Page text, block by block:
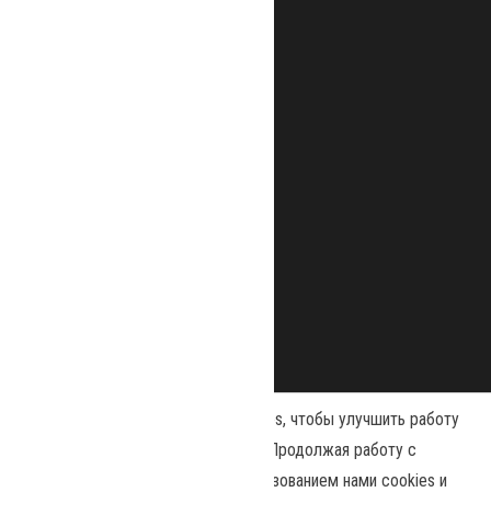
Наш сайт использует файлы cookies, чтобы улучшить работу
и повысить эффективность сайта. Продолжая работу с
сайтом, вы соглашаетесь с использованием нами cookies и